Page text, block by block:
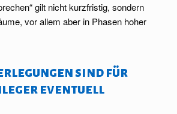
gilt nicht kurzfristig, sondern
vor allem aber in Phasen hoher
sind für
eventuell